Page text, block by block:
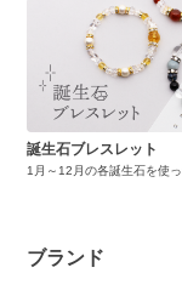
誕生石ブレスレット
1月～12月の各誕生石を使
ブランド